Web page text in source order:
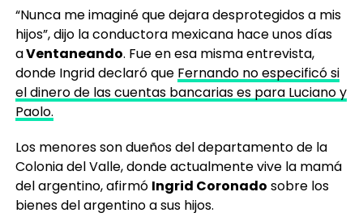
“Nunca me imaginé que dejara desprotegidos a mis
hijos”, dijo la conductora mexicana hace unos días
aVentaneando. Fue en esa misma entrevista,
donde Ingrid declaró que Fernando no especificó si
el dinero de las cuentas bancarias es para Luciano y
Paolo.
Los menores son dueños del departamento de la
Colonia del Valle, donde actualmente vive la mamá
del argentino, afirmó Ingrid Coronado sobre los
bienes del argentino a sus hijos.